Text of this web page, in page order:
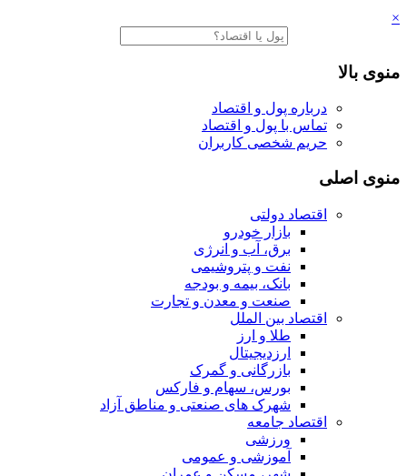
×
منوی بالا
درباره پول و اقتصاد
تماس با پول و اقتصاد
حریم شخصی کاربران
منوی اصلی
اقتصاد دولتی
بازار خودرو
برق، آب و انرژی
نفت و پتروشیمی
بانک، بیمه و بودجه
صنعت و معدن و تجارت
اقتصاد بین الملل
طلا و ارز
ارزدیجیتال
بازرگانی و گمرک
بورس، سهام و فارکس
شهرک های صنعتی و مناطق آزاد
اقتصاد جامعه
ورزشی
آموزشی و عمومی